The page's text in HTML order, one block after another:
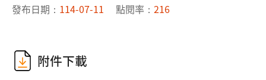
發布日期： 114-07-11 點閱率： 216
附件下載